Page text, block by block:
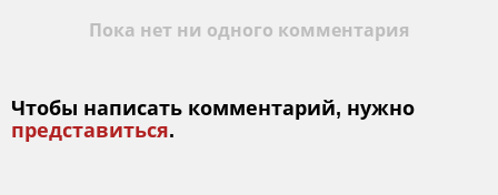
Пока нет ни одного комментария
Чтобы написать комментарий, нужно
представиться.